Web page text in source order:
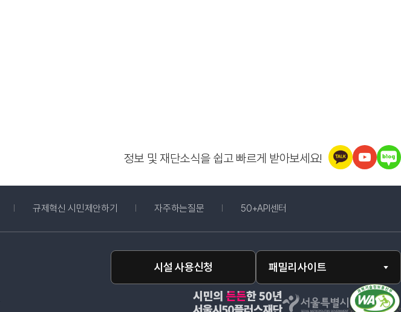
정보 및 재단소식을 쉽고 빠르게 받아보세요!
새창 열림 규제혁신 시민제안하기 새창 열림 자주하는질문 50+API센터
시설 사용신청 패밀리사이트